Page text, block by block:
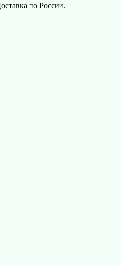
по России.